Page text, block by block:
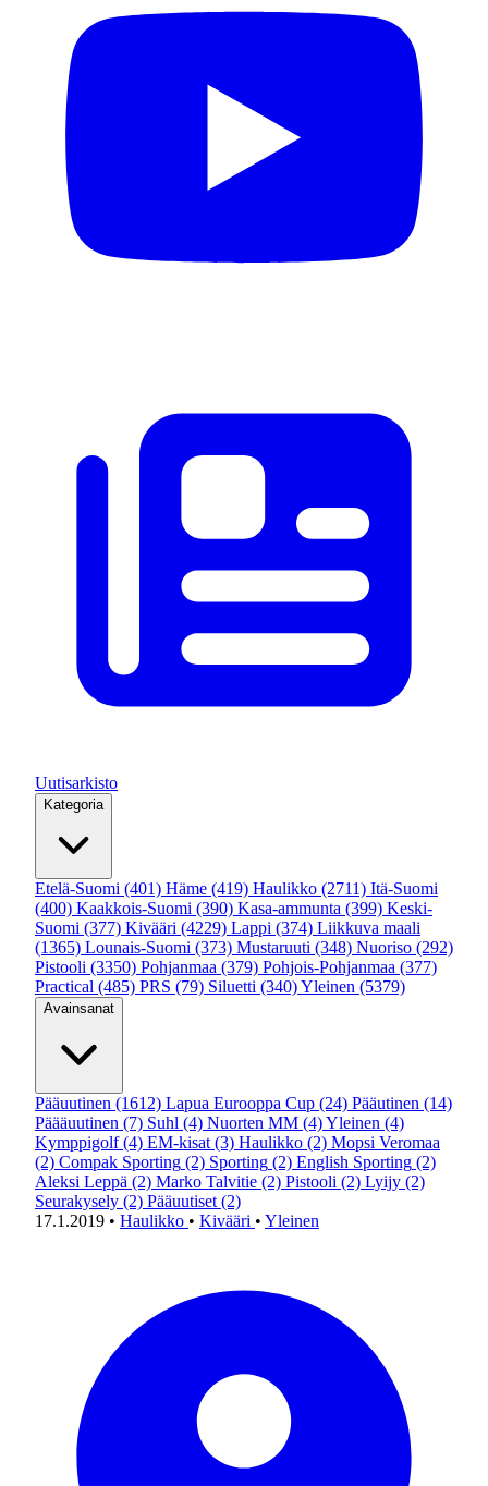
Uutisarkisto
Kategoria
Etelä-Suomi (401) Häme (419) Haulikko (2711) Itä-Suomi
(400) Kaakkois-Suomi (390) Kasa-ammunta (399) Keski-
Suomi (377) Kivääri (4229) Lappi (374) Liikkuva maali
(1365) Lounais-Suomi (373) Mustaruuti (348) Nuoriso (292)
Pistooli (3350) Pohjanmaa (379) Pohjois-Pohjanmaa (377)
Practical (485) PRS (79) Siluetti (340)Yleinen (5379)
Avainsanat
Pääuutinen (1612) Lapua Eurooppa Cup (24) Pääutinen (14)
Päääuutinen (7) Suhl (4) Nuorten MM (4)Yleinen (4)
Kymppigolf (4) EM-kisat (3) Haulikko (2) Mopsi Veromaa
(2) Compak Sporting (2) Sporting (2) English Sporting (2)
Aleksi Leppä (2) Marko Talvitie (2) Pistooli (2) Lyijy (2)
Seurakysely (2) Pääuutiset (2)
17.1.2019 • Haulikko • Kivääri • Yleinen